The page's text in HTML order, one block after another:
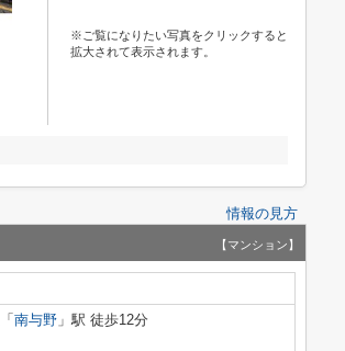
※ご覧になりたい写真をクリックすると
拡大されて表示されます。
情報の見方
【マンション】
「 南与野 」駅 徒歩12分